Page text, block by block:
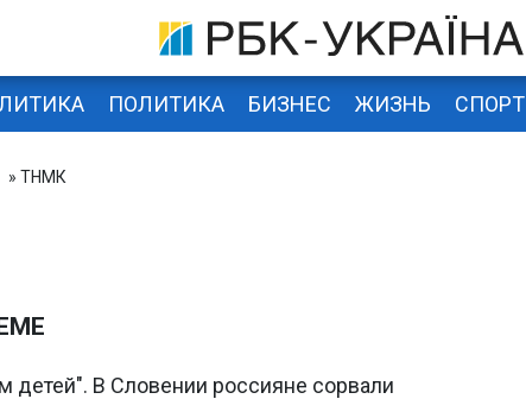
ПОЛИТИКА БИЗНЕС ЖИЗНЬ СПОРТ
» ТНМК
детей". В Словении россияне сорвали